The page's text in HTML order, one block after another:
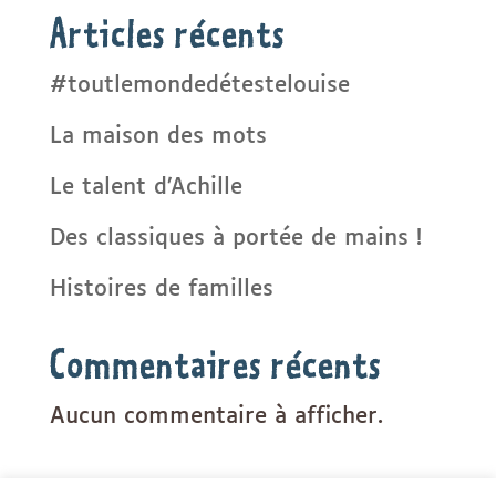
Articles récents
#toutlemondedétestelouise
La maison des mots
Le talent d’Achille
Des classiques à portée de mains !
Histoires de familles
Commentaires récents
Aucun commentaire à afficher.